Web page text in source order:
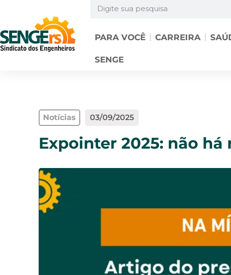
PARA VOCÊ CARREIRA
SENGE
Notícias 03/09/2025
Expointer 2025: não